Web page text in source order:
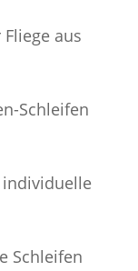
aus
Schleifen
individuelle
Schleifen